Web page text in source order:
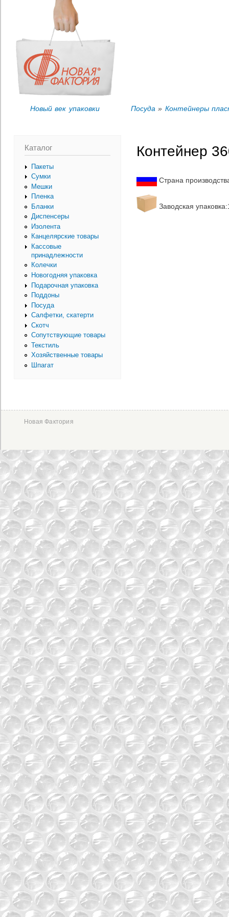
Новый век упаковки Посуда » Контейнеры
Каталог
Пакеты
Сумки
Мешки
Пленка
Бланки
Диспенсеры
Изолента
Канцелярские товары
Кассовые
принадлежности
Колечки
Новогодняя упаковка
Подарочная упаковка
Поддоны
Посуда
Салфетки, скатерти
Скотч
Сопутствующие товары
Текстиль
Хозяйственные товары
Шпагат
Контейнер
Страна
Заводская
Новая Фактория